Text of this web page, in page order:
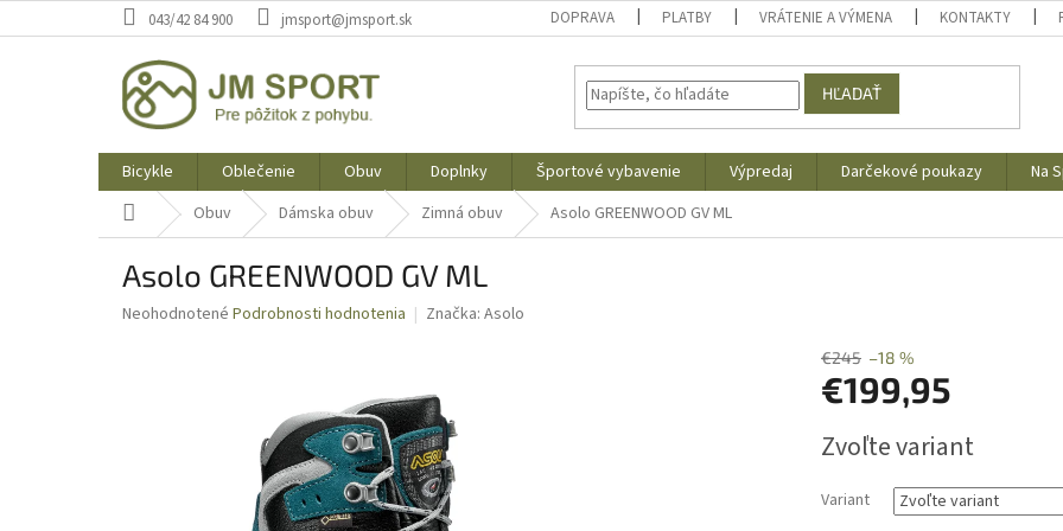
na
043/42 84 900 jmsport@jmsport.sk DOPRAVA PLATBY VRÁTENIE A VÝMENA KONTAKTY
HĽADAŤ
Bicykle Oblečenie Obuv Doplnky Športové vybavenie Výpredaj Darčekové poukazy Na
Domov Obuv Dámska obuv Zimná obuv Asolo GREENWOOD GV ML
Asolo GREENWOOD GV ML
Priemerné
Neohodnotené Podrobnosti hodnotenia Značka: Asolo
€245 –18 %
€199,95
cena:
Zvoľte variant
Variant